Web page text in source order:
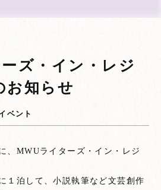
ズ・イン・レジ
お知らせ
ベント
、MWUライターズ・イン・レジ
１泊して、小説執筆など文芸創作